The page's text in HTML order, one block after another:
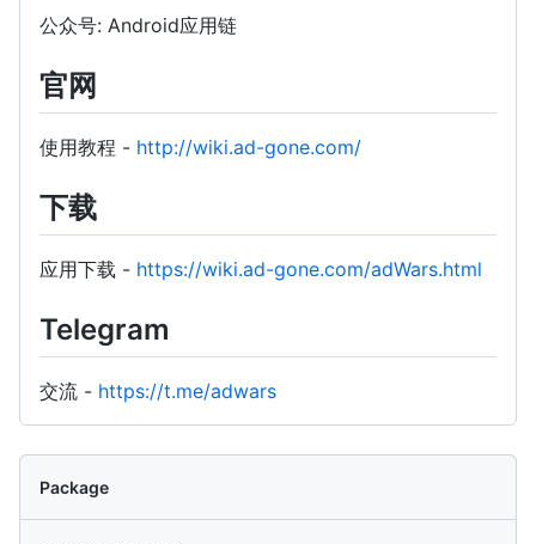
公众号: Android应用链
官网
使用教程 - http://wiki.ad-gone.com/
下载
应用下载 - https://wiki.ad-gone.com/adWars.html
Telegram
交流 - https://t.me/adwars
Package